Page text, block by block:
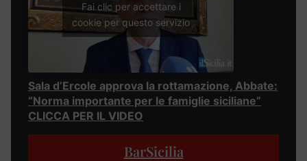
Fai clic per accettare i
cookie per questo servizio
Sala d’Ercole approva la rottamazione, Abbate:
“Norma importante per le famiglie siciliane”
CLICCA PER IL VIDEO
BarSicilia